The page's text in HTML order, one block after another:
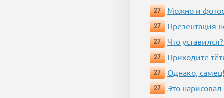
27 Можно и
27
Презентация
27
Что
27
Приходите
27
Однако,
27
Это